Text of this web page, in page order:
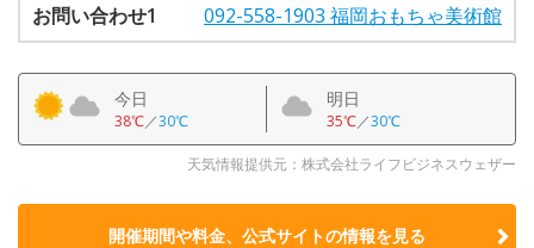
お問い合わせ1
092-558-1903 福岡おもちゃ美術館
今日
38℃／30℃
明日
35℃／30℃
天気情報提供元：株式会社ライフビジネスウェザー
開催期間や料金、公式サイトの情報を見る